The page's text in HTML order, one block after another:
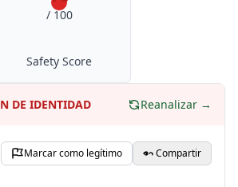
/ 100
Safety Score
DE IDENTIDAD Reanalizar →
Marcar como legítimo Compartir